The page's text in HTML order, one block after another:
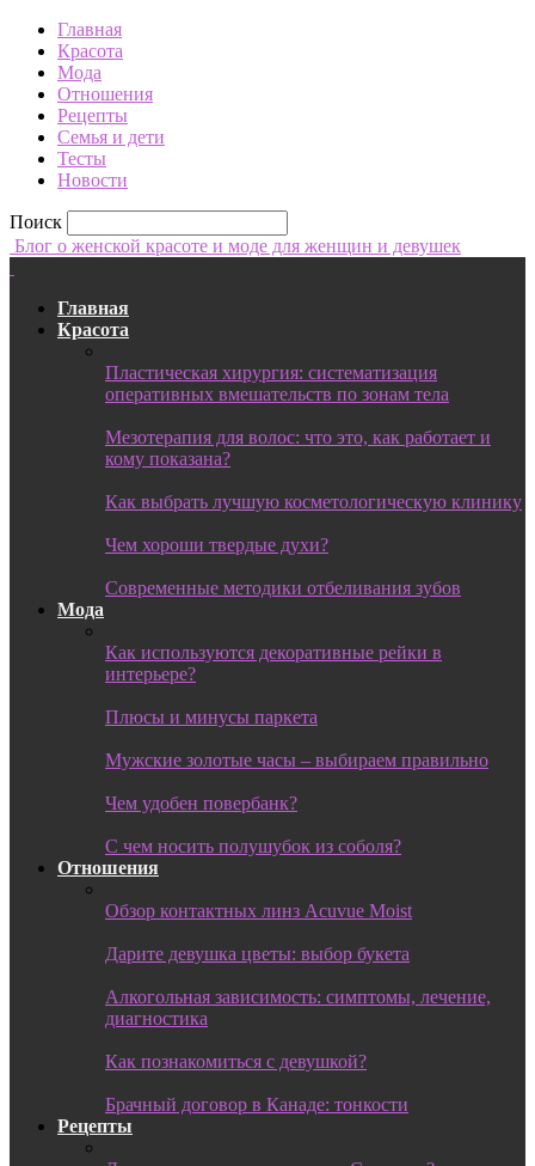
Главная
Красота
Мода
Отношения
Рецепты
Семья и дети
Тесты
Новости
Поиск
Блог о женской красоте и моде для женщин и девушек
Главная
Красота
Пластическая хирургия: систематизация
оперативных вмешательств по зонам тела
Мезотерапия для волос: что это, как работает и
кому показана?
Как выбрать лучшую косметологическую клинику
Чем хороши твердые духи?
Современные методики отбеливания зубов
Мода
Как используются декоративные рейки в
интерьере?
Плюсы и минусы паркета
Мужские золотые часы – выбираем правильно
Чем удобен повербанк?
С чем носить полушубок из соболя?
Отношения
Обзор контактных линз Acuvue Moist
Дарите девушка цветы: выбор букета
Алкогольная зависимость: симптомы, лечение,
диагностика
Как познакомиться с девушкой?
Брачный договор в Канаде: тонкости
Рецепты